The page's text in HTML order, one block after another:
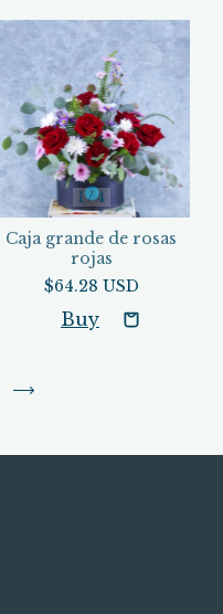
1/4
Caja grande de rosas
rojas
$64.28 USD